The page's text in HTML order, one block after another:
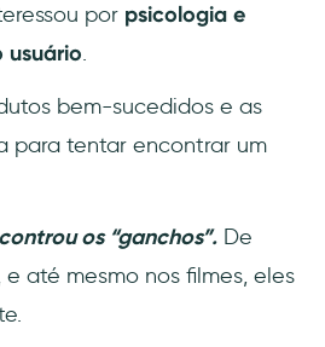
por psicologia e
.
bem-sucedidos e as
para tentar encontrar um
os “ganchos”. De
até mesmo nos filmes, eles